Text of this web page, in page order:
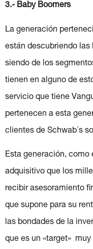
3.- Baby Boomers
La generación
están descubriendo las
siendo de los
tienen en alguno de
servicio que tiene
pertenecen a esta
clientes de Schwab´s
Esta generación, como
adquisitivo que los
recibir asesoramiento
que supone para su
las bondades de la
que es un «target»